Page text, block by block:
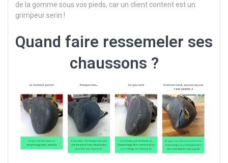
de la gomme sous vos pieds, car un client content est un
grimpeur serin !
Quand faire ressemeler ses
chaussons ?